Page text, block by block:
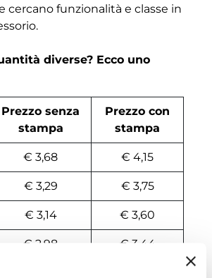
cercano funzionalità e classe in
diverse? Ecco uno
Prezzo senza
stampa
Prezzo con
stampa
€ 3,68 € 4,15
€ 3,29 € 3,75
€ 3,14 € 3,60
€ 2,98 € 3,44